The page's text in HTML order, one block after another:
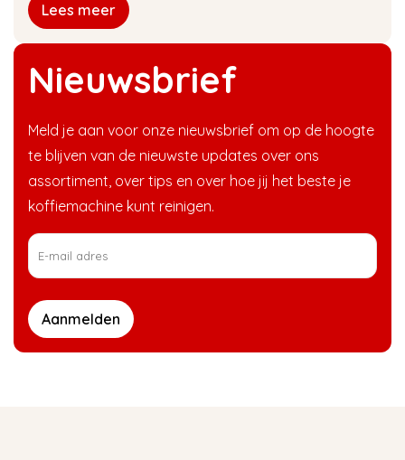
Nieuwsbrief
Meld je aan voor onze nieuwsbrief om op de hoogte
te blijven van de nieuwste updates over ons
assortiment, over tips en over hoe jij het beste je
koffiemachine kunt reinigen.
Aanmelden
Lees meer